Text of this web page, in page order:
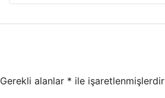
Gerekli alanlar * ile işaretlenmişlerdir